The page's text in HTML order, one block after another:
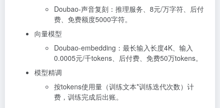
Doubao-声音复刻：推理服务、8元/万字符、后付
费、免费额度5000字符。
向量模型
Doubao-embedding：最长输入长度4K、输入
0.0005元/千tokens、后付费、免费50万tokens。
模型精调
按tokens使用量（训练文本*训练迭代次数）计
费，训练完成后出账。